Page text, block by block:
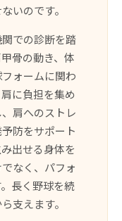
いのです。
での診断を踏
骨の動き、体
ォームに関わ
に負担を集め
肩へのストレ
防をサポート
出せる身体を
なく、パフォ
長く野球を続
支えます。